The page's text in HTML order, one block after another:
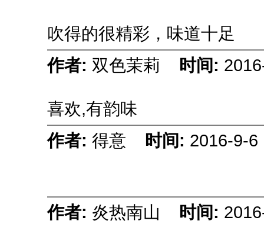
吹得的很精彩，味道十足
作者: 双色茉莉 时间:
喜欢,有韵味
作者: 得意 时间: 2016-9-6
作者: 炎热南山 时间: